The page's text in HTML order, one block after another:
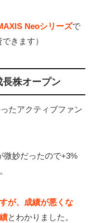
Neoシリーズで
きます）
株オープン
たアクティブファン
微妙だったので+3%
が、成績が悪くな
とわかりました。